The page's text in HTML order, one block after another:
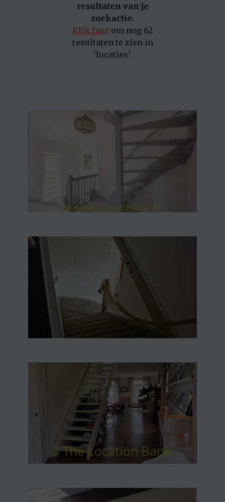
resultaten van je
zoekactie.
Klik hier om nog 62
resultaten te zien in
'locaties'.